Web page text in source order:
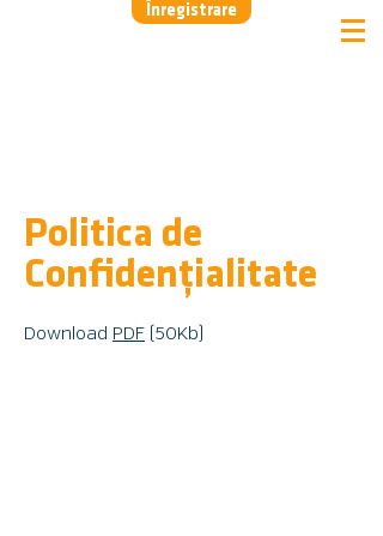
Înregistrare
Politica de
Confidențialitate
Download PDF (50Kb)​